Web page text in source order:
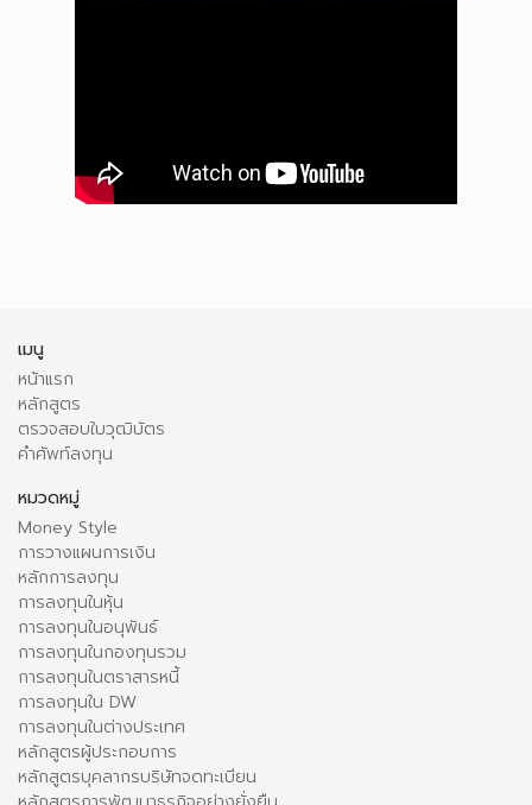
เมนู
หน้าแรก
หลักสูตร
ตรวจสอบใบวุฒิบัตร
คำศัพท์ลงทุน
หมวดหมู่
Money Style
การวางแผนการเงิน
หลักการลงทุน
การลงทุนในหุ้น
การลงทุนในอนุพันธ์
การลงทุนในกองทุนรวม
การลงทุนในตราสารหนี้
การลงทุนใน DW
การลงทุนในต่างประเทศ
หลักสูตรผู้ประกอบการ
หลักสูตรบุคลากรบริษัทจดทะเบียน